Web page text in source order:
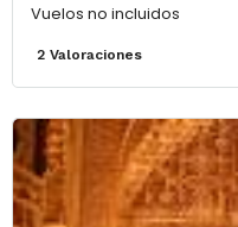
Vuelos no incluidos
2 Valoraciones